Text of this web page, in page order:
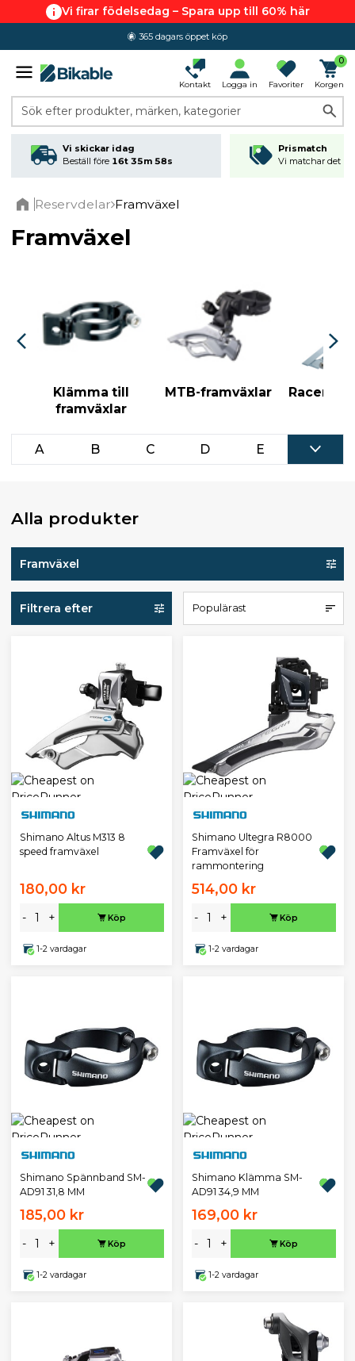
Vi firar födelsedag – Spara upp till 60% här
365 dagars öppet köp
Kontakt Logga in Favoriter
0
Korgen
Sök efter produkter, märken, kategorier
Vi skickar idag
Beställ före 16t 35m 57s
Prismatch
Vi matchar det
Reservdelar Framväxel
Framväxel
Klämma till
framväxlar
MTB-framväxlar Racer-
A B C D E
Alla produkter
Framväxel
Filtrera efter Populärast
Shimano Altus M313 8
speed framväxel
180,00 kr
- + Köp
1-2 vardagar
Shimano Ultegra R8000
Framväxel för
rammontering
514,00 kr
- + Köp
1-2 vardagar
Shimano Spännband SM-
AD91 31,8 MM
185,00 kr
- + Köp
1-2 vardagar
Shimano Klämma SM-
AD91 34,9 MM
169,00 kr
- + Köp
1-2 vardagar